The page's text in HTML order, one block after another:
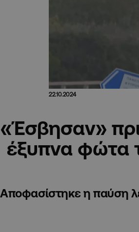
22.10.2024
«Έσβησαν»
έξυπνα φώτα
Αποφασίστηκε η παύση